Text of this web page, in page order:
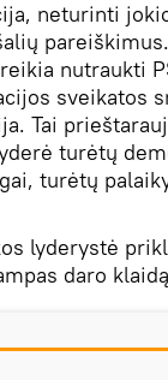
neturinti
pareiškimus.
nutraukti
sveikatos
Tai
turėtų
turėtų
lyderystė
daro